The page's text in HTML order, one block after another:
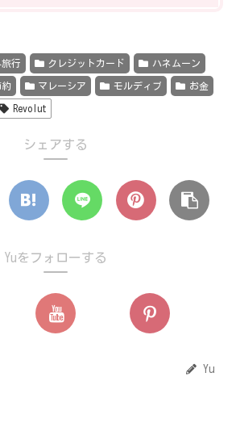
行 クレジットカード ハネムーン
約 マレーシア モルディブ お金
Revolut
シェアする
Yuをフォローする
Yu